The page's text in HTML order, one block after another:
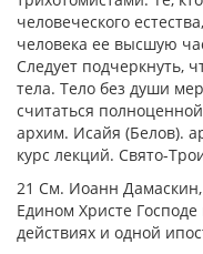
человеческого
человека ее высшую
Следует подчеркнуть,
тела. Тело без души
считаться
архим. Исайя (Белов).
курс лекций. Свято-
21 См. Иоанн
Едином Христе
действиях и одной